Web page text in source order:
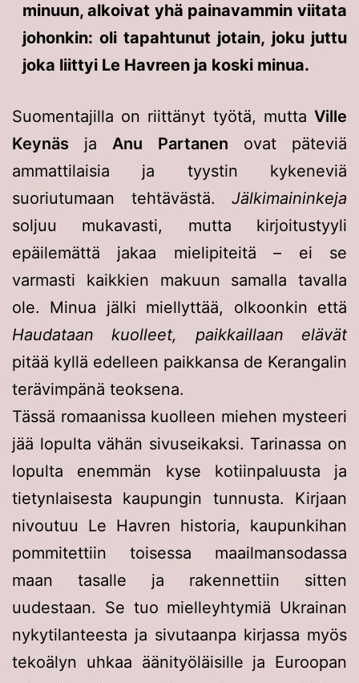
minuun, alkoivat yhä painavammin viitata
johonkin: oli tapahtunut jotain, joku juttu
joka liittyi Le Havreen ja koski minua.
Suomentajilla on riittänyt työtä, mutta Ville
Keynäs jaAnu Partanen ovat päteviä
ammattilaisia ja tyystin kykeneviä
suoriutumaan tehtävästä. Jälkimaininkeja
soljuu mukavasti, mutta kirjoitustyyli
epäilemättä jakaa mielipiteitä – ei se
varmasti kaikkien makuun samalla tavalla
ole. Minua jälki miellyttää, olkoonkin että
Haudataan kuolleet, paikkaillaan elävät
pitää kyllä edelleen paikkansa de Kerangalin
terävimpänä teoksena.
Tässä romaanissa kuolleen miehen mysteeri
jää lopulta vähän sivuseikaksi. Tarinassa on
lopulta enemmän kyse kotiinpaluusta ja
tietynlaisesta kaupungin tunnusta. Kirjaan
nivoutuu Le Havren historia, kaupunkihan
pommitettiin toisessa maailmansodassa
maan tasalle ja rakennettiin sitten
uudestaan. Se tuo mielleyhtymiä Ukrainan
nykytilanteesta ja sivutaanpa kirjassa myös
tekoälyn uhkaa äänityöläisille ja Euroopan